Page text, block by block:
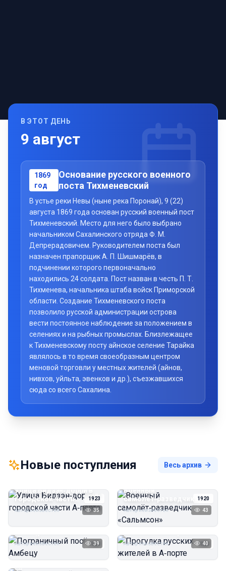
В ЭТОТ ДЕНЬ
9 август
1869
год
Основание русского военного
поста Тихменевский
В устье реки Невы (ныне река Поронай), 9 (22)
августа 1869 года основан русский военный пост
Тихменевский. Место для него было выбрано
начальником Сахалинского отряда Ф. М.
Депрерадовичем. Руководителем поста был
назначен прапорщик А. П. Шишмарёв, в
подчинении которого первоначально
находились 24 солдата. Пост назван в честь П. Т.
Тихменева, начальника штаба войск Приморской
области. Создание Тихменевского поста
позволило русской администрации острова
вести постоянное наблюдение за положением в
селениях и на рыбных промыслах. Близлежащее
к Тихменевскому посту айнское селение Тарайка
являлось в то время своеобразным центром
меновой торговли у местных жителей (айнов,
нивхов, уйльта, эвенков и др.), съезжавшихся
сюда со всего Сахалина.
Новые поступления Весь архив
1923
Улица Бидзэн‑дорри в
городской части
А‑порта
Автор неизвестен 35
1920
Военный
самолёт‑разведчик
«Сальмсон»
Автор неизвестен 43
1923
Автор неизвестен 39 1923
Прогулка русских
Автор неизвестен 40
Пирс угольной шахты